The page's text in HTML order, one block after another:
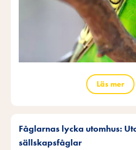
Läs mer
Fåglarnas lycka utomhus:
sällskapsfåglar